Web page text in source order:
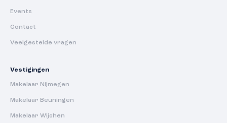
Events
Contact
Veelgestelde vragen
Vestigingen
Makelaar Nijmegen
Makelaar Beuningen
Makelaar Wijchen